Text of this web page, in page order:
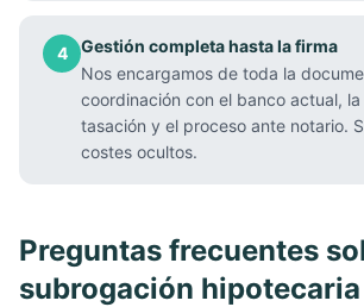
4
Gestión completa hasta la firma
Nos encargamos de toda la
coordinación con el banco actual,
tasación y el proceso ante notario.
costes ocultos.
Preguntas frecuentes
subrogación hipotecaria